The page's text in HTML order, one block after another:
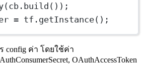
= tf.getInstance();
config ค่า โดยใช้ค่า
OAuthAccessToken